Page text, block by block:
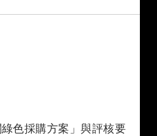
色採購方案」與評核要